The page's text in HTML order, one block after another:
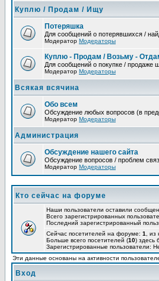
Куплю / Продам / Ищу
Потеряшка
Для сообщений о потерявшихся /
Модератор Модераторы
Куплю - Продам / Возьму -
Для сообщений о покупке / продаже
Модератор Модераторы
Всякая всячина
Обо всем
Обсуждение любых вопросов (в
Модератор Модераторы
Администрация
Обсуждение нашего сайта
Обсуждение вопросов / проблем
Модератор Модераторы
Кто сейчас на форуме
Наши пользователи оставили
Всего зарегистрированных
Последний зарегистрированный
Сейчас посетителей на форуме: 1 ,
Больше всего посетителей (10) здесь
Зарегистрированные пользователи:
Эти данные основаны на активности
Вход